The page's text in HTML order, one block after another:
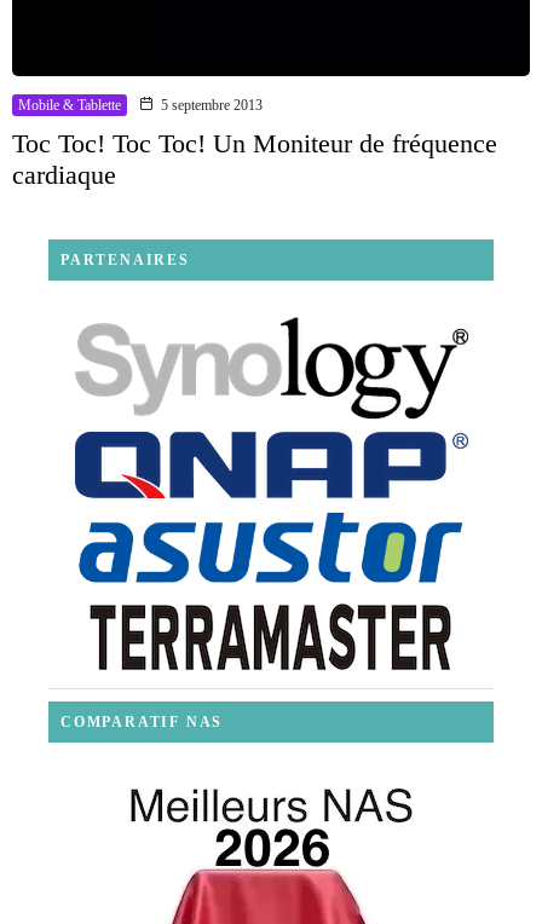
Mobile & Tablette 5 septembre 2013
Toc Toc! Toc Toc! Un Moniteur de fréquence
cardiaque
PARTENAIRES
COMPARATIF NAS